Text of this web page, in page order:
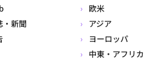
・新聞
欧米
アジア
ヨーロッパ
中東・アフリカ